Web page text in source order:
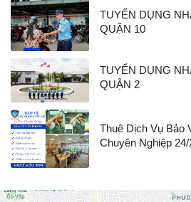
TUYỂN DỤNG
QUẬN 10
TUYỂN DỤNG
QUẬN 2
Thuê Dịch Vụ Bảo
Chuyên Nghiệp 24/